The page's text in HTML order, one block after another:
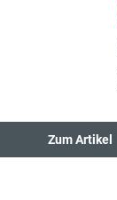
Zum Artikel